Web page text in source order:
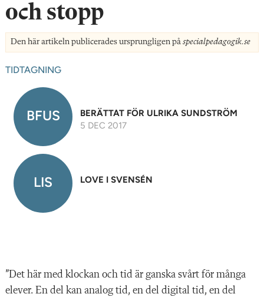
i
a
r
s
d
och stopp
Den här artikeln publicerades ursprungligen på specialpedagogik.se
TIDTAGNING
BFUS
BERÄTTAT FÖR ULRIKA SUNDSTRÖM
5 DEC 2017
LIS LOVE I SVENSÉN
”Det här med klockan och tid är ganska svårt för många
elever. En del kan analog tid, en del digital tid, en del